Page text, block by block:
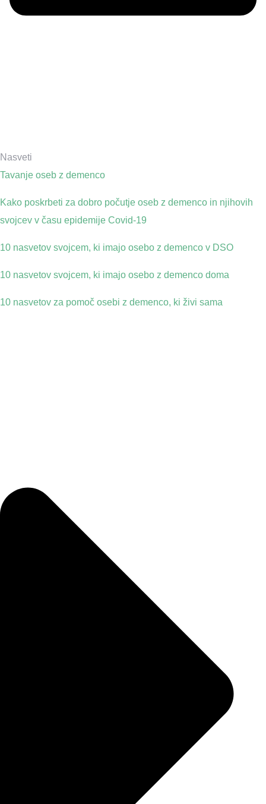
Nasveti
Tavanje oseb z demenco
Kako poskrbeti za dobro počutje oseb z demenco in njihovih
svojcev v času epidemije Covid-19
10 nasvetov svojcem, ki imajo osebo z demenco v DSO
10 nasvetov svojcem, ki imajo osebo z demenco doma
10 nasvetov za pomoč osebi z demenco, ki živi sama